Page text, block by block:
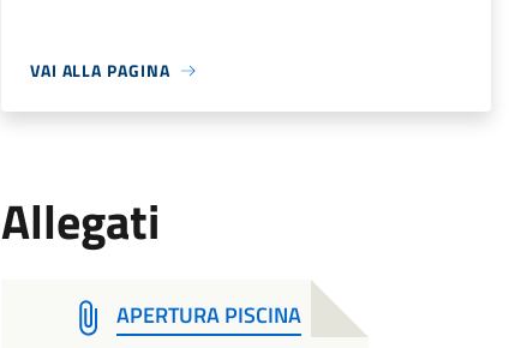
VAI ALLA PAGINA
Allegati
APERTURA PISCINA